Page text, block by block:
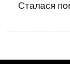
Сталася